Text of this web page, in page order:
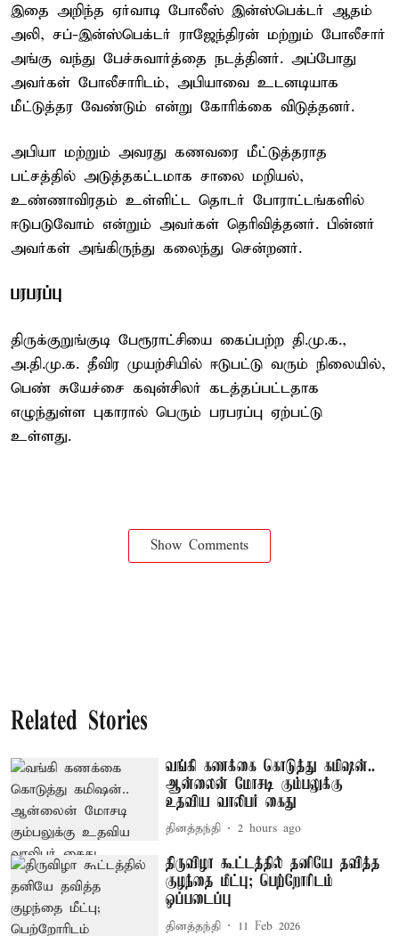
இதை அறிந்த ஏர்வாடி போலீஸ் இன்ஸ்பெக்டர் ஆதம்
அலி, சப்-இன்ஸ்பெக்டர் ராஜேந்திரன் மற்றும் போலீசார்
அங்கு வந்து பேச்சுவார்த்தை நடத்தினர். அப்போது
அவர்கள் போலீசாரிடம், அபியாவை உடனடியாக
மீட்டுத்தர வேண்டும் என்று கோரிக்கை விடுத்தனர்.
அபியா மற்றும் அவரது கணவரை மீட்டுத்தராத
பட்சத்தில் அடுத்தகட்டமாக சாலை மறியல்,
உண்ணாவிரதம் உள்ளிட்ட தொடர் போராட்டங்களில்
ஈடுபடுவோம் என்றும் அவர்கள் தெரிவித்தனர். பின்னர்
அவர்கள் அங்கிருந்து கலைந்து சென்றனர்.
பரபரப்பு
திருக்குறுங்குடி பேரூராட்சியை கைப்பற்ற தி.மு.க.,
அ.தி.மு.க. தீவிர முயற்சியில் ஈடுபட்டு வரும் நிலையில்,
பெண் சுயேச்சை கவுன்சிலர் கடத்தப்பட்டதாக
எழுந்துள்ள புகாரால் பெரும் பரபரப்பு ஏற்பட்டு
உள்ளது.
Show Comments
Related Stories
வங்கி கணக்கை கொடுத்து கமிஷன்..
ஆன்லைன் மோசடி கும்பலுக்கு
உதவிய வாலிபர் கைது
தினத்தந்தி 2 hours ago
திருவிழா கூட்டத்தில் தனியே தவித்த
குழந்தை மீட்பு; பெற்றோரிடம்
ஒப்படைப்பு
தினத்தந்தி 11 Feb 2026